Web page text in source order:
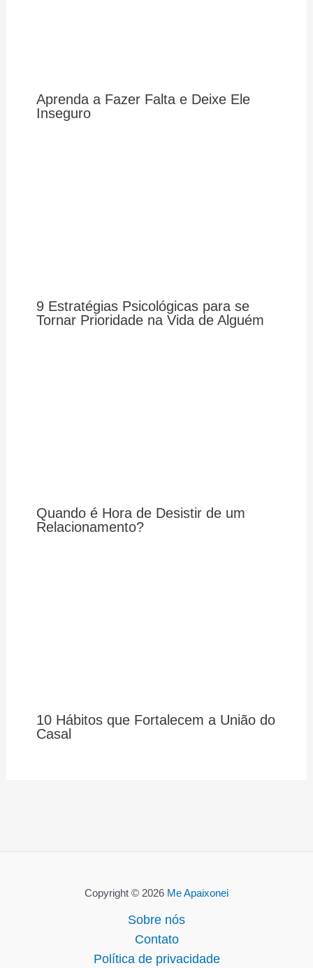
Aprenda a Fazer Falta e Deixe Ele
Inseguro
9 Estratégias Psicológicas para se
Tornar Prioridade na Vida de Alguém
Quando é Hora de Desistir de um
Relacionamento?
10 Hábitos que Fortalecem a União do
Casal
Copyright © 2026 Me Apaixonei
Sobre nós
Contato
Política de privacidade